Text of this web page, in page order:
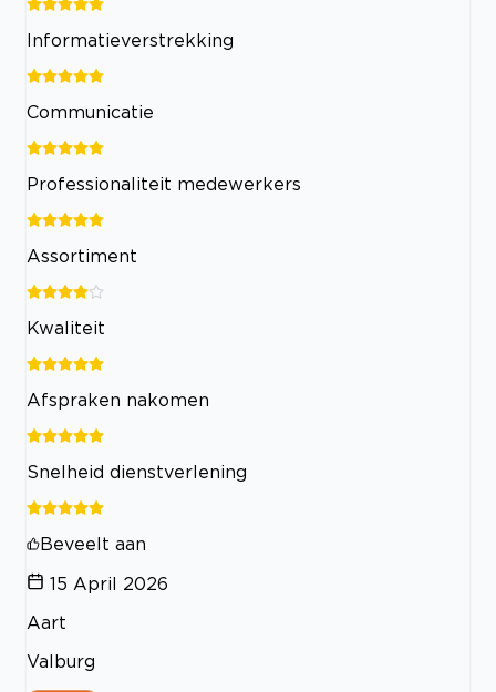
Informatieverstrekking
Communicatie
Professionaliteit medewerkers
Assortiment
Kwaliteit
Afspraken nakomen
Snelheid dienstverlening
Beveelt aan
15 April 2026
Aart
Valburg